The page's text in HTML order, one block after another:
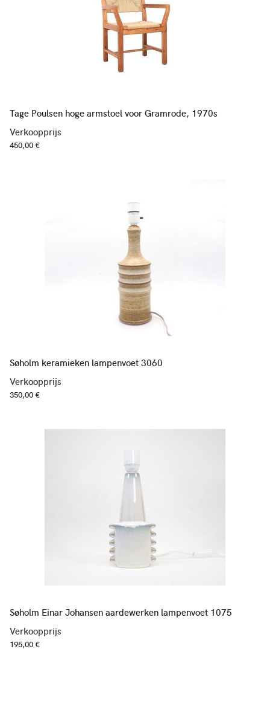
Tage Poulsen hoge armstoel voor Gramrode, 1970s
Verkoopprijs
450,00 €
Søholm keramieken lampenvoet 3060
Verkoopprijs
350,00 €
Søholm Einar Johansen aardewerken lampenvoet 1075
Verkoopprijs
195,00 €